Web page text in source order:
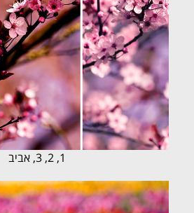
1, 2, 3, אביב